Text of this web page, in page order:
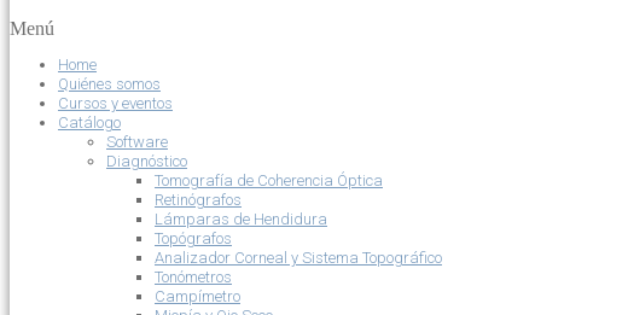
Menú
Home
Quiénes somos
Cursos y eventos
Catálogo
Software
Diagnóstico
Tomografía de Coherencia Óptica
Retinógrafos
Lámparas de Hendidura
Topógrafos
Analizador Corneal y Sistema Topográfico
Tonómetros
Campímetro